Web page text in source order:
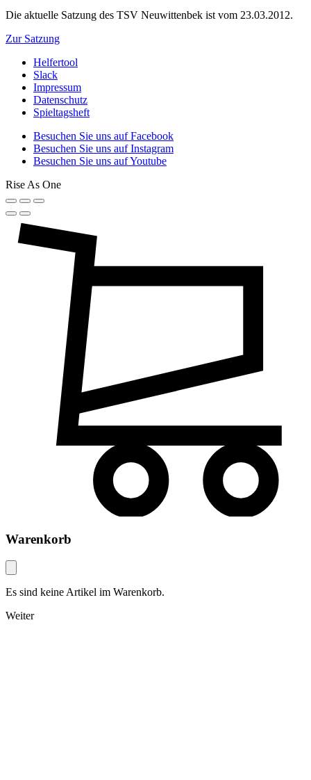
Die aktuelle Satzung des TSV Neuwittenbek ist vom 23.03.2012.
Zur Satzung
Helfertool
Slack
Impressum
Datenschutz
Spieltagsheft
Besuchen Sie uns auf Facebook
Besuchen Sie uns auf Instagram
Besuchen Sie uns auf Youtube
Rise As One
Warenkorb
Es sind keine Artikel im Warenkorb.
Weiter